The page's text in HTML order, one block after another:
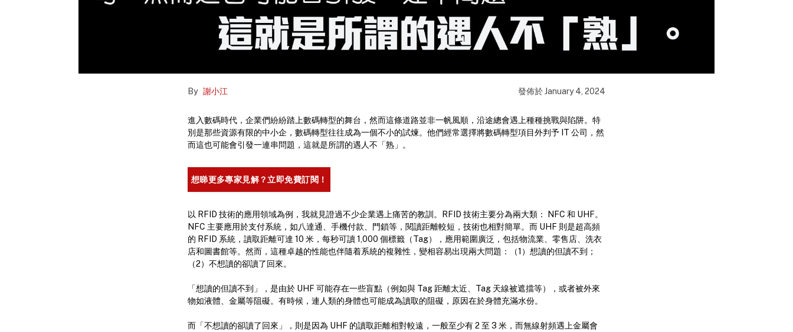
By 謝小江 發佈於January 4, 2024
進入數碼時代，企業們紛紛踏上數碼轉型的舞台，然而這條道路並非一帆風順，沿途總會遇上種種挑戰與陷阱。特
別是那些資源有限的中小企，數碼轉型往往成為一個不小的試煉。他們經常選擇將數碼轉型項目外判予 IT 公司，然
而這也可能會引發一連串問題，這就是所謂的遇人不「熟」。
想睇更多專家見解？立即免費訂閱！
以 RFID 技術的應用領域為例，我就見證過不少企業遇上痛苦的教訓。RFID 技術主要分為兩大類： NFC 和 UHF。
NFC 主要應用於支付系統，如八達通、手機付款、門鎖等，閱讀距離較短，技術也相對簡單。而 UHF 則是超高頻
的 RFID 系統，讀取距離可達 10 米，每秒可讀 1,000 個標籤（Tag），應用範圍廣泛，包括物流業、零售店、洗衣
店和圖書館等。然而，這種卓越的性能也伴隨着系統的複雜性，變相容易出現兩大問題：（1）想讀的但讀不到；
（2）不想讀的卻讀了回來。
「想讀的但讀不到」，是由於 UHF 可能存在一些盲點（例如與 Tag 距離太近、Tag 天線被遮擋等），或者被外來
物如液體、金屬等阻礙。有時候，連人類的身體也可能成為讀取的阻礙，原因在於身體充滿水份。
而「不想讀的卻讀了回來」，則是因為 UHF 的讀取距離相對較遠，一般至少有 2 至 3 米，而無線射頻遇上金屬會